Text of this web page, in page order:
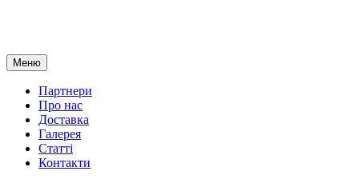
Меню
Партнери
Про нас
Доставка
Галерея
Статтi
Контакти